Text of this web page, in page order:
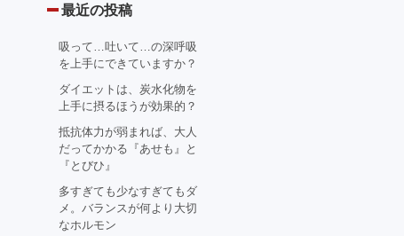
最近の投稿
吸って…吐いて…の深呼吸
を上手にできていますか？
ダイエットは、炭水化物を
上手に摂るほうが効果的？
抵抗体力が弱まれば、大人
だってかかる『あせも』と
『とびひ』
多すぎても少なすぎてもダ
メ。バランスが何より大切
なホルモン